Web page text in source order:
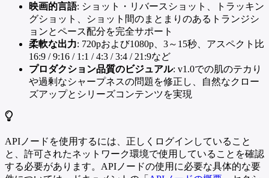
映画的言語: ショット・リバースショット、トラッキン
グショット、ショット間のまとまりのあるトランジシ
ョンとペース配分を完全サポート
柔軟な出力: 720pおよび1080p、3～15秒、アスペクト比
16:9 / 9:16 / 1:1 / 4:3 / 3:4 / 21:9など
プロダクション品質のビジュアル: v1.0での肌のテカり
や過剰なシャープネスの問題を修正し、自然なクロー
ズアップとシリーズコンテンツを実現
APIノードを使用するには、正しくログインしていること
と、許可されたネットワーク環境で使用していることを確認
する必要があります。APIノードの使用に必要な具体的な要